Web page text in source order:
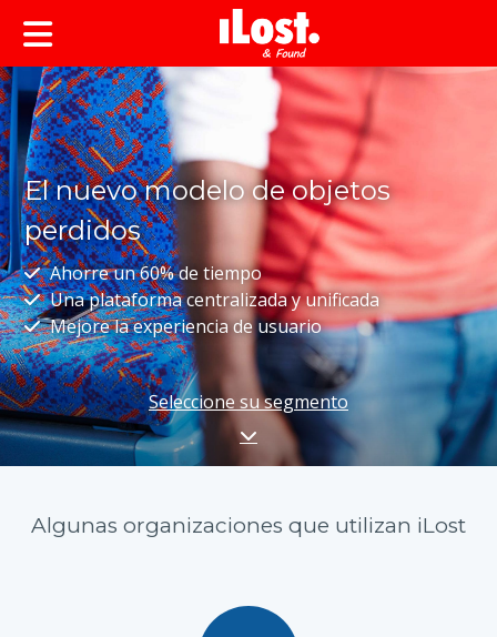
El nuevo modelo de objetos
perdidos
Ahorre un 60% de tiempo
Una plataforma centralizada y unificada
Mejore la experiencia de usuario
Seleccione su segmento
Algunas organizaciones que utilizan iLost